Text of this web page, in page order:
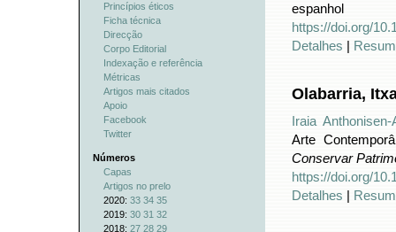
Princípios éticos
Ficha técnica
Direcção
Corpo Editorial
Indexação e referência
Métricas
Artigos mais citados
Apoio
Facebook
Twitter
Números
Capas
Artigos no prelo
2020: 33 34 35
2019: 30 31 32
2018: 27 28 29
espanhol
https://doi.org/
Detalhes
Olabarria,
Iraia Anthonisen-
Arte
Conservar
https://doi.org/
Detalhes